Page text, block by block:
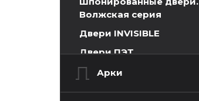
Волжская серия
Двери INVISIBLE
Двери ПЭТ
Двери Экошпон. Серия
«Графика»
Арки